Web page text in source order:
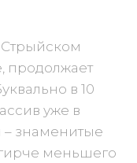
продолжает
в 10
уже в
– знаменитые
меньшего